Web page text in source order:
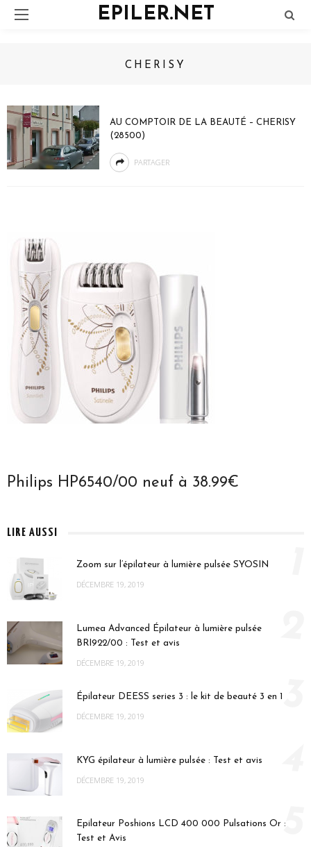
EPILER.NET
CHERISY
AU COMPTOIR DE LA BEAUTÉ – CHERISY
(28500)
PARTAGER
Philips HP6540/00 neuf à 38.99€
LIRE AUSSI
Zoom sur l’épilateur à lumière pulsée SYOSIN
DÉCEMBRE 19, 2019
Lumea Advanced Épilateur à lumière pulsée
BRI922/00 : Test et avis
DÉCEMBRE 19, 2019
Épilateur DEESS series 3 : le kit de beauté 3 en 1
DÉCEMBRE 19, 2019 3
KYG épilateur à lumière pulsée : Test et avis
DÉCEMBRE 19, 2019
Epilateur Poshions LCD 400 000 Pulsations Or :
Test et Avis
5